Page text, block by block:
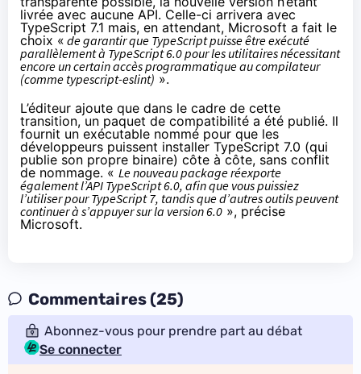
livrée avec aucune API. Celle-ci arrivera avec
TypeScript 7.1 mais, en attendant, Microsoft a fait le
choix « de garantir que TypeScript puisse être exécuté
parallèlement à TypeScript 6.0 pour les utilitaires nécessitant
encore un certain accès programmatique au compilateur
(comme typescript-eslint) ».
L’éditeur ajoute que dans le cadre de cette
transition, un paquet de compatibilité a été publié. Il
fournit un exécutable nommé pour que les
développeurs puissent installer TypeScript 7.0 (qui
publie son propre binaire) côte à côte, sans conflit
de nommage. « Le nouveau package réexporte
également l’API TypeScript 6.0, afin que vous puissiez
l’utiliser pour TypeScript 7, tandis que d’autres outils peuvent
continuer à s’appuyer sur la version 6.0 », précise
Microsoft.
Commentaires (25)
Abonnez-vous pour prendre part au débat
Se connecter